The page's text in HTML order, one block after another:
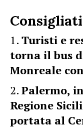
Turisti e
torna il bus
Monreale
Palermo,
Regione
portata al